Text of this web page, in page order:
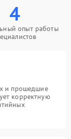
4
опыт работы
и прошедшие
корректную